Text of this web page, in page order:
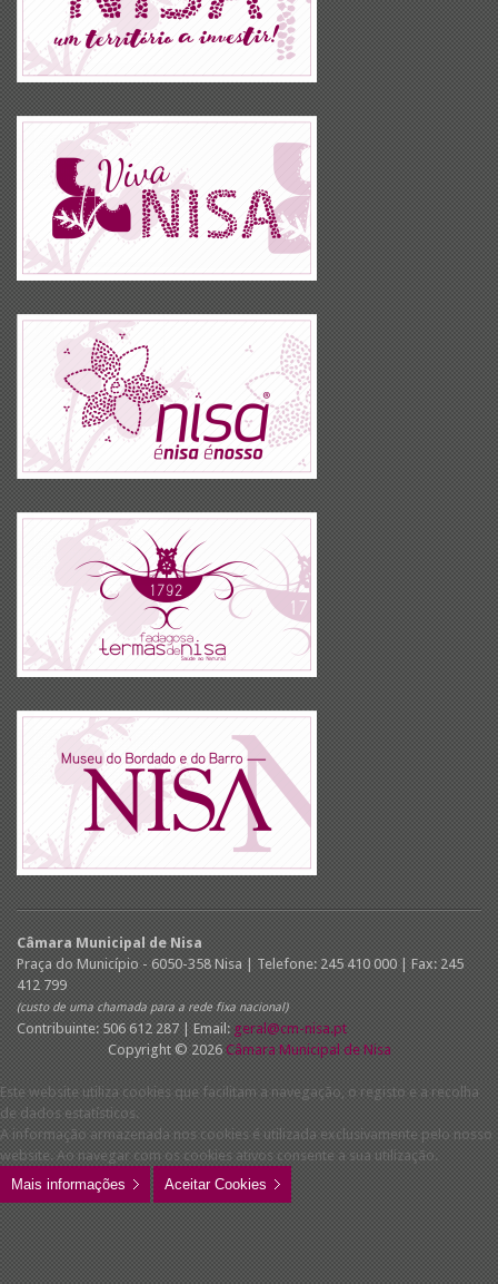
Câmara Municipal de Nisa
Praça do Município - 6050-358 Nisa | Telefone: 245 410 000 | Fax: 245
412 799
(custo de uma chamada para a rede fixa nacional)
Contribuinte: 506 612 287 | Email: geral@cm-nisa.pt
Copyright © 2026 Câmara Municipal de Nisa
Este website utiliza cookies que facilitam a navegação, o registo e a recolha
de dados estatísticos.
A informação armazenada nos cookies é utilizada exclusivamente pelo nosso
website. Ao navegar com os cookies ativos consente a sua utilização.
Mais informações
Aceitar Cookies